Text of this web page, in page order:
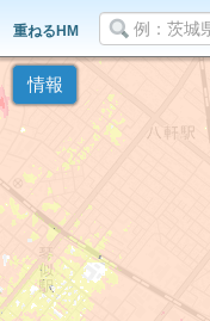
重ねるHM
情報